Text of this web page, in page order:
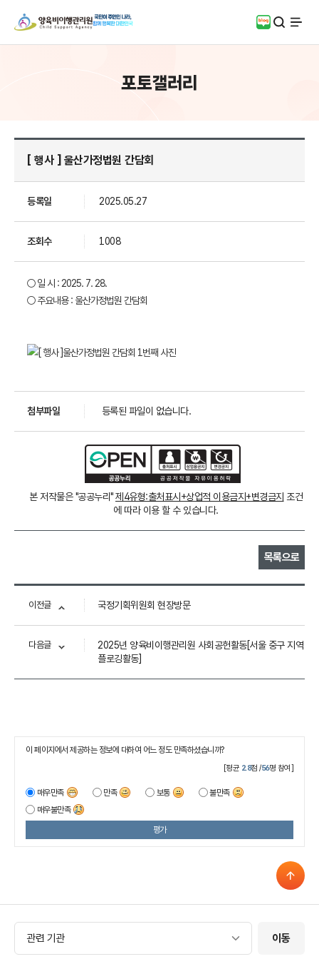
블로그검색
전체
포토갤러리
[ 행사 ] 울산가정법원 간담회
등록일 2025.05.27
조회수 1008
○ 일 시 : 2025. 7. 28.
○ 주요내용 : 울산가정법원 간담회
첨부파일 등록된 파일이 없습니다.
본 저작물은 "공공누리"제4유형:출처표시+상업적 이용금지+변경금지 조건
에 따라 이용 할 수 있습니다.
목록으로
이전글 국정기획위원회 현장방문
다음글
2025년 양육비이행관리원 사회공헌활동[서울 중구 지역
플로깅활동]
이 페이지에서 제공하는 정보에 대하여 어느 정도 만족하셨습니까?
[평균 2.8점 /56명 참여]
매우만족 만족 보통
불만족
매우불만족
평가
관련 기관
관련 기관 이동